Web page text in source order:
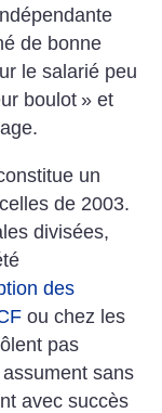
de bonne
le salarié peu
boulot » et
un
de 2003.
divisées,
des
ou chez les
pas
sans
avec succès